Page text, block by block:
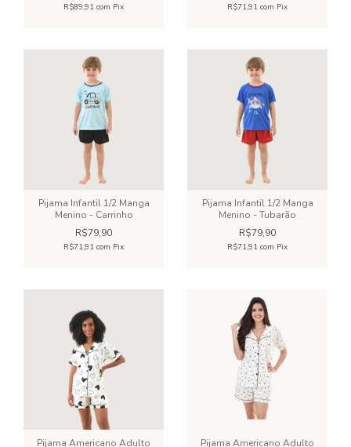
R$89,91 com Pix R$71,91 com Pix
Pijama Infantil 1/2 Manga
Menino - Carrinho
R$79,90
R$71,91 com Pix
Pijama Infantil 1/2 Manga
Menino - Tubarão
R$79,90
R$71,91 com Pix
Pijama Americano Adulto
Pijama Americano Adulto